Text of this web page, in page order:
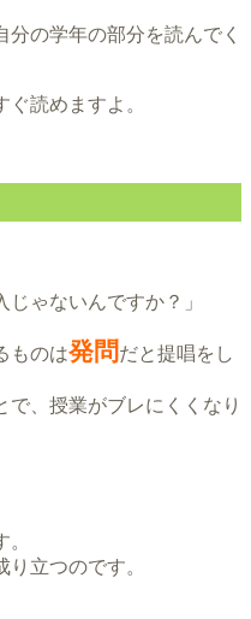
の学年の部分を読んでく
読めますよ。
ゃないんですか？」
ものは発問 だと提唱をし
、授業がブレにくくなり
立つのです。